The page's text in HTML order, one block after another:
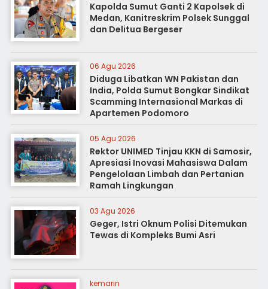
Kapolda Sumut Ganti 2 Kapolsek di
Medan, Kanitreskrim Polsek Sunggal
dan Delitua Bergeser
06 Agu 2026
Diduga Libatkan WN Pakistan dan
India, Polda Sumut Bongkar Sindikat
Scamming Internasional Markas di
Apartemen Podomoro
05 Agu 2026
Rektor UNIMED Tinjau KKN di Samosir,
Apresiasi Inovasi Mahasiswa Dalam
Pengelolaan Limbah dan Pertanian
Ramah Lingkungan
03 Agu 2026
Geger, Istri Oknum Polisi Ditemukan
Tewas di Kompleks Bumi Asri
kemarin